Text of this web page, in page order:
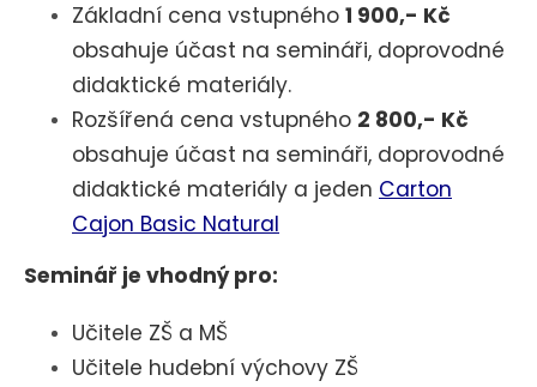
Základní cena vstupného 1 900,- Kč
obsahuje účast na semináři, doprovodné
didaktické materiály.
Rozšířená cena vstupného 2 800,- Kč
obsahuje účast na semináři, doprovodné
didaktické materiály a jeden Carton
Cajon Basic Natural
Seminář je vhodný pro:
Učitele ZŠ a MŠ
Učitele hudební výchovy ZŠ